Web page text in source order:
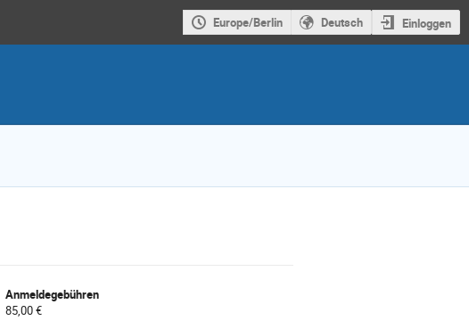
Europe/Berlin Deutsch Einloggen
Anmeldegebühren
85,00 €